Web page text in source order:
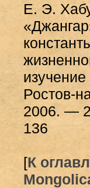
Е. Э.
Ростов-
2006. —
136
[К